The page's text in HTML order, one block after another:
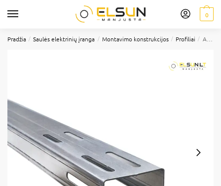
0
Pradžia / Saulės elektrinių įranga / Montavimo konstrukcijos / Profiliai / Antžeminės montavimo koja, C100x50x12x2.5-3770, El-sun